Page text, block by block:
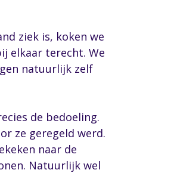
ziek is, koken we
elkaar terecht. We
natuurlijk zelf
de bedoeling.
ze geregeld werd.
naar de
Natuurlijk wel